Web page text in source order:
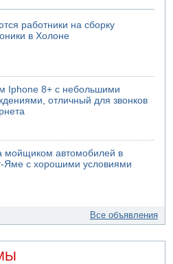
работники на сборку
в Холоне
Iphone 8+ с небольшими
отличный для звонков
мойщиком автомобилей в
Яме с хорошими условиями
Все объявления